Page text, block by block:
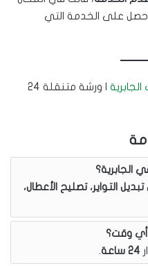
على الخدمة التي
الجابرية
| ورشة متنقلة 24
الجابرية؟
تبديل التواير، تصليح الأعطال،
وقت؟
24 ساعة .